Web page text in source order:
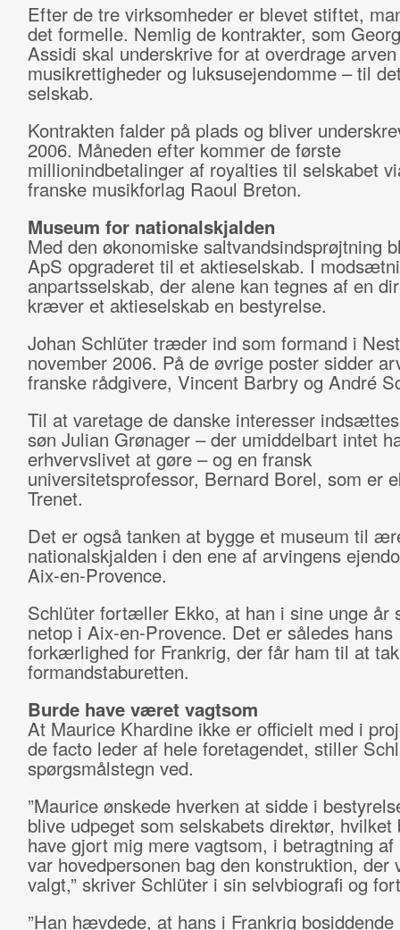
Efter de tre virksomheder er blevet stiftet,
det formelle. Nemlig de kontrakter, som
Assidi skal underskrive for at overdrage
musikrettigheder og luksusejendomme – til
selskab.
Kontrakten falder på plads og bliver
2006. Måneden efter kommer de første
millionindbetalinger af royalties til selskabet
franske musikforlag Raoul Breton.
Museum for nationalskjalden
Med den økonomiske saltvandsindsprøjtning
ApS opgraderet til et aktieselskab. I
anpartsselskab, der alene kan tegnes af en
kræver et aktieselskab en bestyrelse.
Johan Schlüter træder ind som formand i
november 2006. På de øvrige poster sidder
franske rådgivere, Vincent Barbry og André
Til at varetage de danske interesser
søn Julian Grønager – der umiddelbart intet
erhvervslivet at gøre – og en fransk
universitetsprofessor, Bernard Borel, som er
Trenet.
Det er også tanken at bygge et museum til
nationalskjalden i den ene af arvingens
Aix-en-Provence.
Schlüter fortæller Ekko, at han i sine unge år
netop i Aix-en-Provence. Det er således hans
forkærlighed for Frankrig, der får ham til at
formandstaburetten.
Burde have været vagtsom
At Maurice Khardine ikke er officielt med i
de facto leder af hele foretagendet, stiller
spørgsmålstegn ved.
”Maurice ønskede hverken at sidde i
blive udpeget som selskabets direktør, hvilket
have gjort mig mere vagtsom, i betragtning
var hovedpersonen bag den konstruktion, der
valgt,” skriver Schlüter i sin selvbiografi og
”Han hævdede, at hans i Frankrig bosiddende